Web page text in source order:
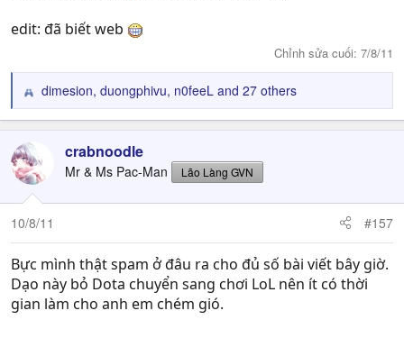
edit: đã biết web
Chỉnh sửa cuối: 7/8/11
R
e
c
t
i
o
n
s
dimesion, duongphivu, n0feeL and 27 others
crabnoodle
Mr & Ms Pac-Man Lão Làng GVN
10/8/11 #157
Bực mình thật spam ở đâu ra cho đủ số bài viết bây giờ.
Dạo này bỏ Dota chuyển sang chơi LoL nên ít có thời
gian làm cho anh em chém gió.